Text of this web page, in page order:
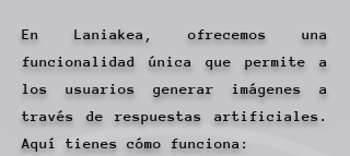
En Laniakea, ofrecemos una
funcionalidad única que permite a
los usuarios generar imágenes a
través de respuestas artificiales.
Aquí tienes cómo funciona: